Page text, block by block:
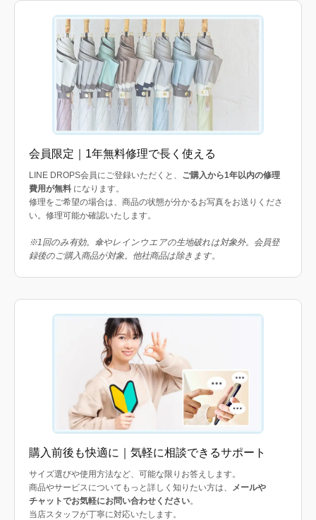
会員限定｜1年無料修理で長く使える
LINE DROPS会員にご登録いただくと、 ご購入から1年以内の修理
費用が無料 になります。
修理をご希望の場合は、商品の状態が分かるお写真をお送りくださ
い。修理可能か確認いたします。
※1回のみ有効。傘やレインウエアの生地破れは対象外。会員登
録後のご購入商品が対象。他社商品は除きます。
購入前後も快適に｜気軽に相談できるサポート
サイズ選びや使用方法など、可能な限りお答えします。
商品やサービスについてもっと詳しく知りたい方は、 メールや
チャットでお気軽にお問い合わせください。
当店スタッフが丁寧に対応いたします。